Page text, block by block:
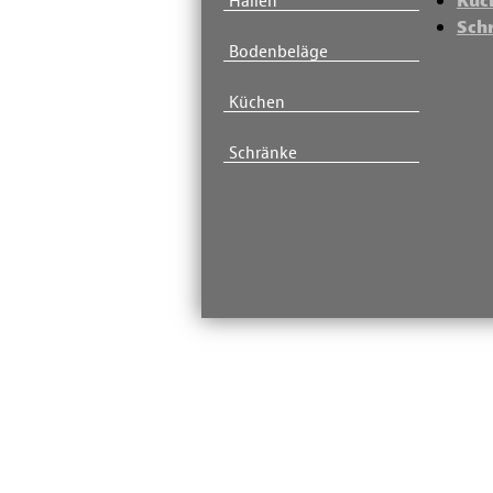
Bodenbeläge
Küchen
Schränke